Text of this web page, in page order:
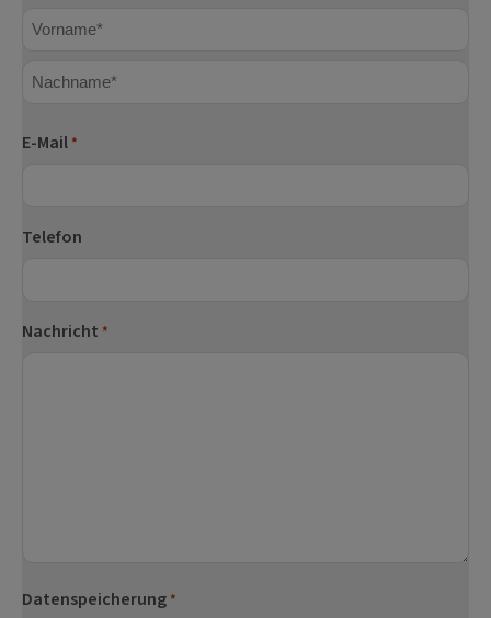
E-Mail *
Telefon
Nachricht *
Datenspeicherung *